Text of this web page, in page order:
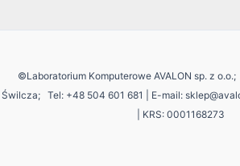
©Laboratorium Komputerowe AVALON sp. z
Świlcza; Tel: +48 504 601 681 | E-mail:
| KRS: 0001168273